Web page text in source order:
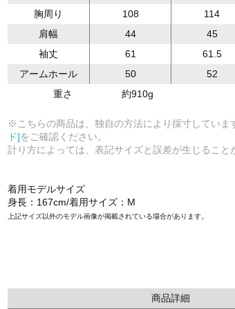
胸周り
108 114
肩幅
44 45
袖丈
61 61.5
アームホール
50 52
重さ
約910g
※こちらの商品は、独自の方法により採寸していま
ド]をご確認ください。
計り方によっては、表記サイズと誤差が生じること
着用モデルサイズ
身長：167cm/着用サイズ：M
上記サイズ以外のモデル画像が掲載されている場合があります。
商品詳細